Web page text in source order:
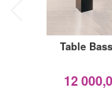
Table
12